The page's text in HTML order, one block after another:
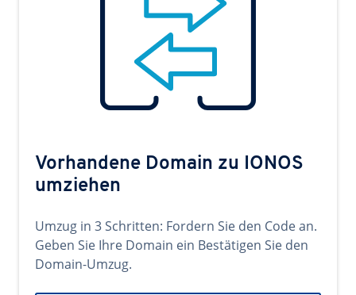
Vorhandene Domain zu IONOS
umziehen
Umzug in 3 Schritten: Fordern Sie den Code an.
Geben Sie Ihre Domain ein Bestätigen Sie den
Domain-Umzug.